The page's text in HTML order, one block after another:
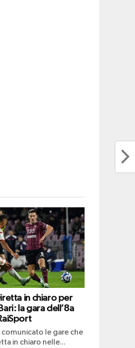
in chiaro per
la gara dell’8a
comunicato le gare che
in chiaro nelle...